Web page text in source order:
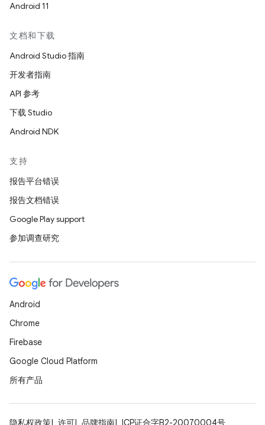
Android 11
文档和下载
Android Studio 指南
开发者指南
API 参考
下载 Studio
Android NDK
支持
报告平台错误
报告文档错误
Google Play support
参加调查研究
Android
Chrome
Firebase
Google Cloud Platform
所有产品
隐私权政策 许可 品牌指南 ICP证合字B2-20070004号